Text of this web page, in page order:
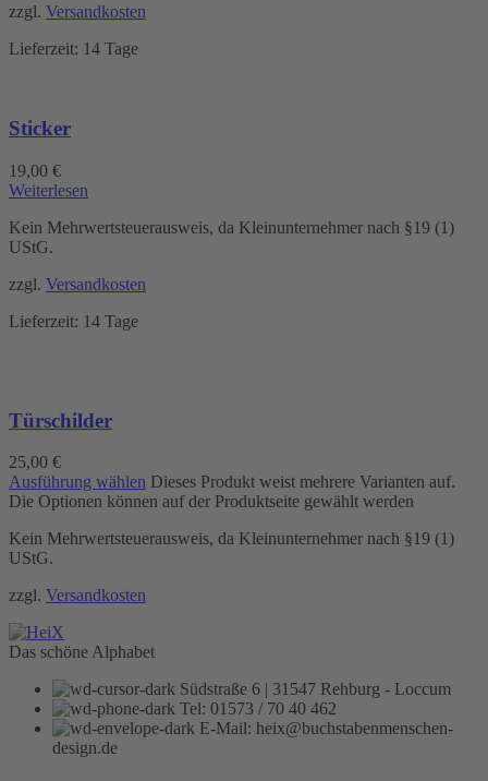
zzgl. Versandkosten
Lieferzeit: 14 Tage
Sticker
19,00 €
Weiterlesen
Kein Mehrwertsteuerausweis, da Kleinunternehmer nach §19 (1)
UStG.
zzgl. Versandkosten
Lieferzeit: 14 Tage
Türschilder
25,00 €
Ausführung wählen Dieses Produkt weist mehrere Varianten auf.
Die Optionen können auf der Produktseite gewählt werden
Kein Mehrwertsteuerausweis, da Kleinunternehmer nach §19 (1)
UStG.
zzgl. Versandkosten
Das schöne Alphabet
Südstraße 6 | 31547 Rehburg - Loccum
Tel: 01573 / 70 40 462
E-Mail: heix@buchstabenmenschen-
design.de